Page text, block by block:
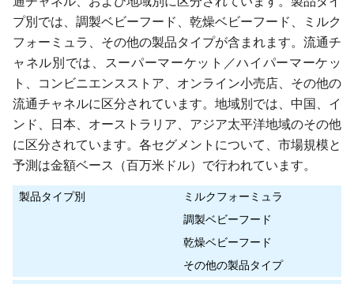
プ別では、調製ベビーフード、乾燥ベビーフード、ミルク
フォーミュラ、その他の製品タイプが含まれます。流通チ
ャネル別では、スーパーマーケット／ハイパーマーケッ
ト、コンビニエンスストア、オンライン小売店、その他の
流通チャネルに区分されています。地域別では、中国、イ
ンド、日本、オーストラリア、アジア太平洋地域のその他
に区分されています。各セグメントについて、市場規模と
予測は金額ベース（百万米ドル）で行われています。
製品タイプ別
ミルクフォーミュラ
調製ベビーフード
乾燥ベビーフード
その他の製品タイプ